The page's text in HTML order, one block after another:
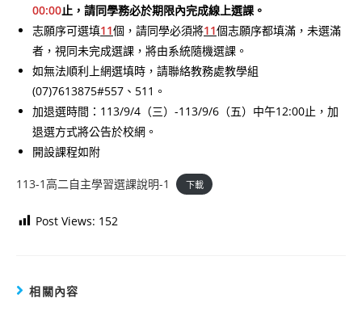
00:00止，請同學務必於期限內完成線上選課。
志願序可選填11個，請同學必須將11個志願序都填滿，未選滿
者，視同未完成選課，將由系統隨機選課。
如無法順利上網選填時，請聯絡教務處教學組
(07)7613875#557、511。
加退選時間：113/9/4（三）-113/9/6（五）中午12:00止，加
退選方式將公告於校網。
開設課程如附
113-1高二自主學習選課說明-1 下載
Post Views: 152
相關內容